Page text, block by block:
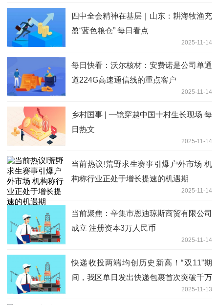
四中全会精神在基层｜山东：耕海牧渔充
盈“蓝色粮仓” 每日看点
2025-11-14
每日快看：沃尔核材：安费诺是公司单通
道224G高速通信线的重点客户
2025-11-14
乡村国事 | 一镜穿越中国十村生长现场 每
日热文
2025-11-14
当前热议!荒野求生赛事引爆户外市场 机
构称行业正处于增长提速的机遇期
2025-11-14
当前聚焦：辛集市恩迪琼斯商贸有限公司
成立 注册资本3万人民币
2025-11-14
快递收投两端均创历史新高！“双11”期
间，我区单日发出快递包裹首次突破千万
2025-11-13